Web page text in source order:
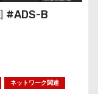
#ADS-B
ネットワーク関連